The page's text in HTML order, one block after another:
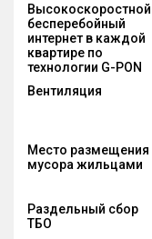
Высокоскоростной
бесперебойный
интернет в каждой
квартире по
технологии G-PON
Вентиляция
Место размещения
мусора жильцами
Раздельный сбор
ТБО